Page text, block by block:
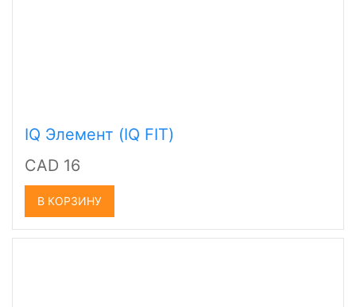
IQ Элемент (IQ FIT)
CAD 16
В КОРЗИНУ